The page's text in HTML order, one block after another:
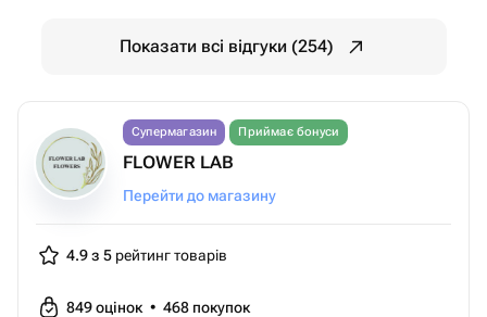
Показати всі відгуки (254)
Супермагазин Приймає бонуси
FLOWER LAB
Перейти до магазину
4.9 з 5 рейтинг товарів
849оцінок • 468 покупок